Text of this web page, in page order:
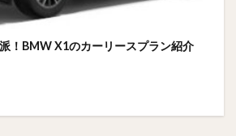
！BMW X1のカーリースプラン紹介